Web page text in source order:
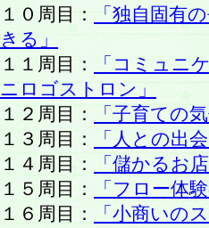
１０周目：
「独自固有
きる」
１１周目：
「コミュニ
ニロゴストロン」
１２周目：
「子育ての
１３周目：
「人との出
１４周目：
「儲かるお
１５周目：
「フロー体
１６周目：
「小商いの